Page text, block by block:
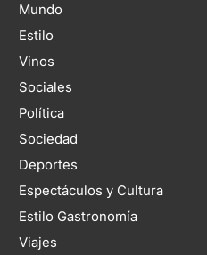
Mundo
Estilo
Vinos
Sociales
Política
Sociedad
Deportes
Espectáculos y Cultura
Estilo Gastronomía
Viajes